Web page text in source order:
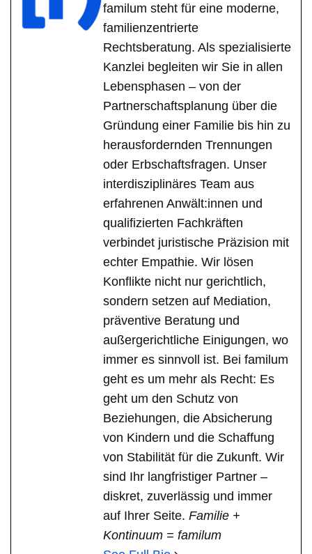
familum steht für eine moderne,
familienzentrierte
Rechtsberatung. Als spezialisierte
Kanzlei begleiten wir Sie in allen
Lebensphasen – von der
Partnerschaftsplanung über die
Gründung einer Familie bis hin zu
herausfordernden Trennungen
oder Erbschaftsfragen. Unser
interdisziplinäres Team aus
erfahrenen Anwält:innen und
qualifizierten Fachkräften
verbindet juristische Präzision mit
echter Empathie. Wir lösen
Konflikte nicht nur gerichtlich,
sondern setzen auf Mediation,
präventive Beratung und
außergerichtliche Einigungen, wo
immer es sinnvoll ist. Bei familum
geht es um mehr als Recht: Es
geht um den Schutz von
Beziehungen, die Absicherung
von Kindern und die Schaffung
von Stabilität für die Zukunft. Wir
sind Ihr langfristiger Partner –
diskret, zuverlässig und immer
auf Ihrer Seite. Familie +
Kontinuum = familum